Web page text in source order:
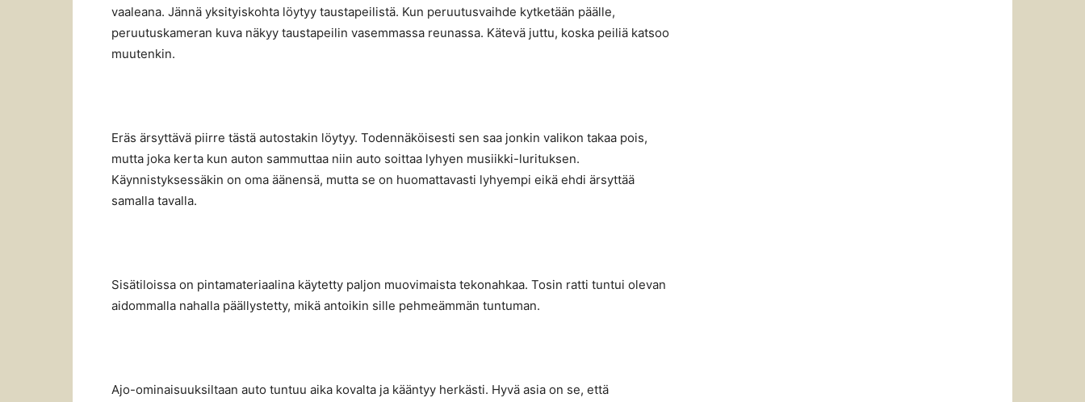
vaaleana. Jännä yksityiskohta löytyy taustapeilistä. Kun peruutusvaihde kytketään päälle,
peruutuskameran kuva näkyy taustapeilin vasemmassa reunassa. Kätevä juttu, koska peiliä katsoo
muutenkin.
Eräs ärsyttävä piirre tästä autostakin löytyy. Todennäköisesti sen saa jonkin valikon takaa pois,
mutta joka kerta kun auton sammuttaa niin auto soittaa lyhyen musiikki-lurituksen.
Käynnistyksessäkin on oma äänensä, mutta se on huomattavasti lyhyempi eikä ehdi ärsyttää
samalla tavalla.
Sisätiloissa on pintamateriaalina käytetty paljon muovimaista tekonahkaa. Tosin ratti tuntui olevan
aidommalla nahalla päällystetty, mikä antoikin sille pehmeämmän tuntuman.
Ajo-ominaisuuksiltaan auto tuntuu aika kovalta ja kääntyy herkästi. Hyvä asia on se, että